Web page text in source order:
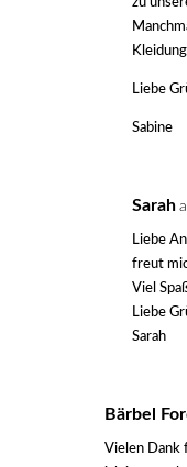
zu
Liebe
Sabine
Sarah
Liebe
freut
Viel
Liebe
Sarah
Bärbel
Vielen Dank